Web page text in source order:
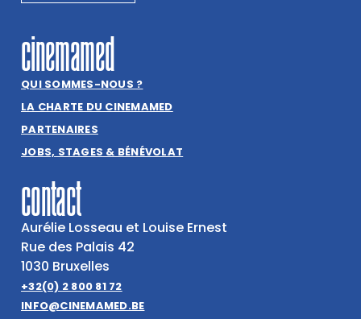
cinemamed
QUI SOMMES-NOUS ?
LA CHARTE DU CINEMAMED
PARTENAIRES
JOBS, STAGES & BÉNÉVOLAT
contact
Aurélie Losseau et Louise Ernest
Rue des Palais 42
1030 Bruxelles
+32(0) 2 800 81 72
INFO@CINEMAMED.BE